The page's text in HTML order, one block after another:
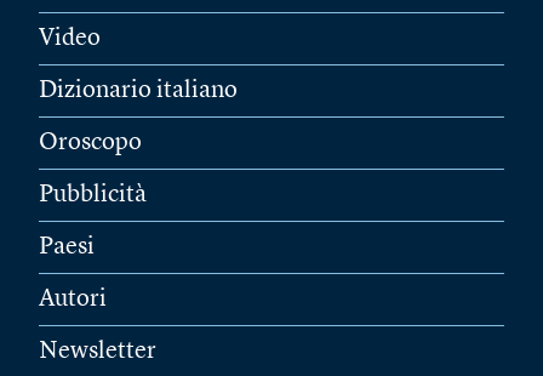
Video
Dizionario italiano
Oroscopo
Pubblicità
Paesi
Autori
Newsletter